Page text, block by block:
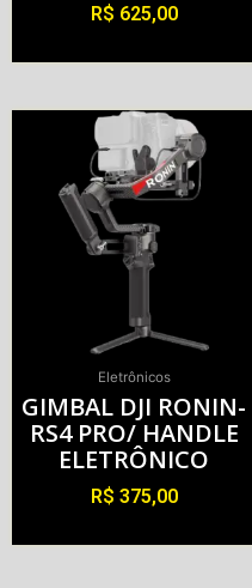
R$ 625,00
Eletrônicos
GIMBAL DJI RONIN-
RS4 PRO/ HANDLE
ELETRÔNICO
R$ 375,00